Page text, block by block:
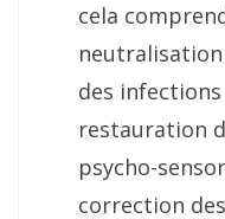
cela
des
restauration
psycho-
correction